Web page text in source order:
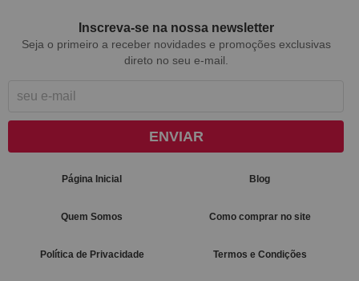
Inscreva-se na nossa newsletter
Seja o primeiro a receber novidades e promoções exclusivas
direto no seu e-mail.
ENVIAR
Página Inicial Blog
Quem Somos Como comprar no site
Política de Privacidade Termos e Condições